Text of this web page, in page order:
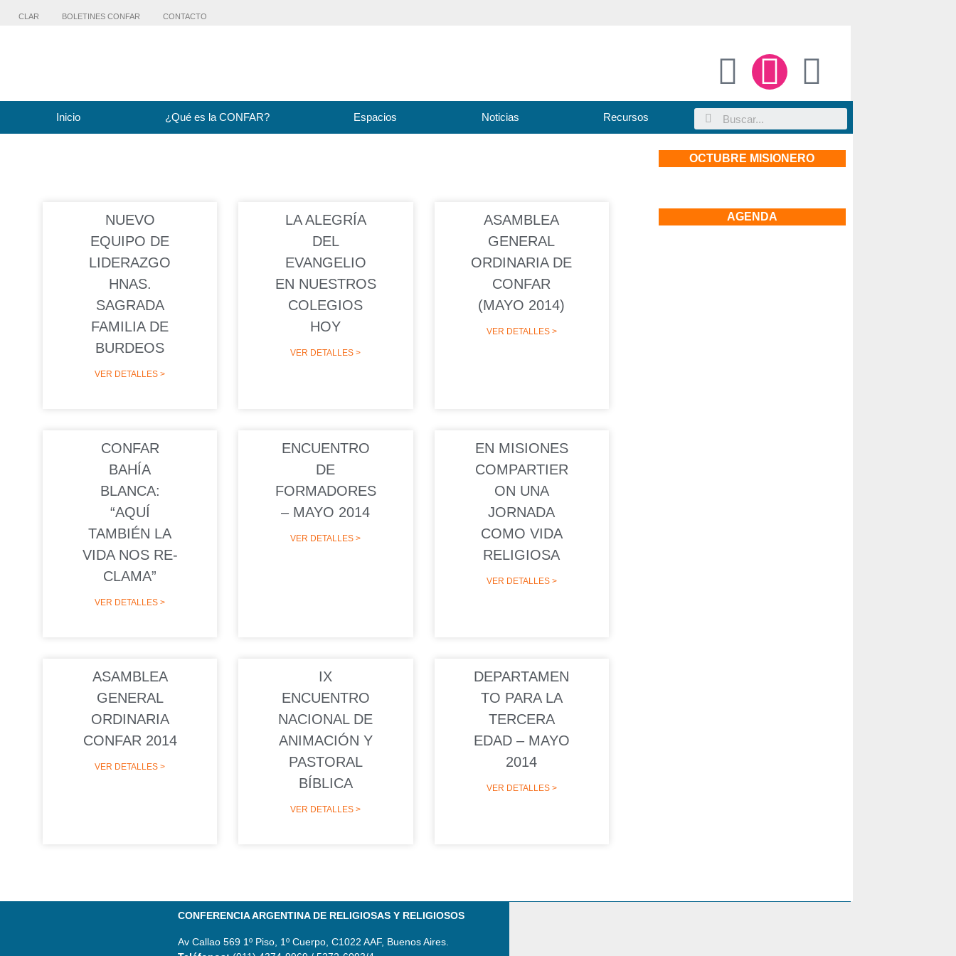
CLAR BOLETINES CONFAR CONTACTO
Inicio ¿Qué es la CONFAR? Espacios Noticias Recursos
NUEVO
EQUIPO DE
LIDERAZGO
HNAS.
SAGRADA
FAMILIA DE
BURDEOS
VER DETALLES >
LA ALEGRÍA
DEL
EVANGELIO
EN NUESTROS
COLEGIOS
HOY
VER DETALLES >
ASAMBLEA
GENERAL
ORDINARIA DE
CONFAR
(MAYO 2014)
VER DETALLES >
CONFAR
BAHÍA
BLANCA:
“AQUÍ
TAMBIÉN LA
VIDA NOS RE-
CLAMA”
VER DETALLES >
ENCUENTRO
DE
FORMADORES
– MAYO 2014
VER DETALLES >
EN MISIONES
COMPARTIER
ON UNA
JORNADA
COMO VIDA
RELIGIOSA
VER DETALLES >
ASAMBLEA
GENERAL
ORDINARIA
CONFAR 2014
VER DETALLES >
IX
ENCUENTRO
NACIONAL DE
ANIMACIÓN Y
PASTORAL
BÍBLICA
VER DETALLES >
DEPARTAMEN
TO PARA LA
TERCERA
EDAD – MAYO
2014
VER DETALLES >
OCTUBRE MISIONERO
AGENDA
CONFERENCIA ARGENTINA DE RELIGIOSAS Y RELIGIOSOS
Av Callao 569 1º Piso, 1º Cuerpo, C1022 AAF, Buenos Aires.